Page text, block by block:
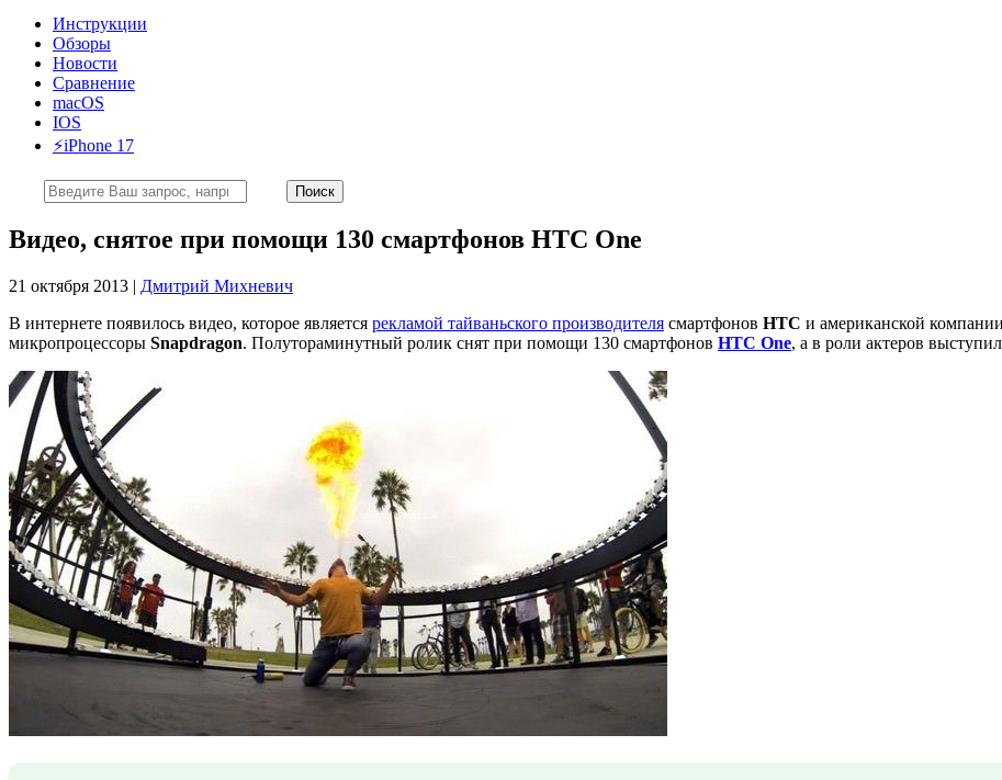
Инструкции
Обзоры
Новости
Сравнение
macOS
IOS
⚡️iPhone 17
Видео, снятое при помощи 130 смартфонов HTC One
21 октября 2013 | Дмитрий Михневич
В интернете появилось видео, которое является рекламой тайваньского производителя смартфонов HTC и американской компании
микропроцессоры Snapdragon. Полутораминутный ролик снят при помощи 130 смартфонов HTC One, а в роли актеров